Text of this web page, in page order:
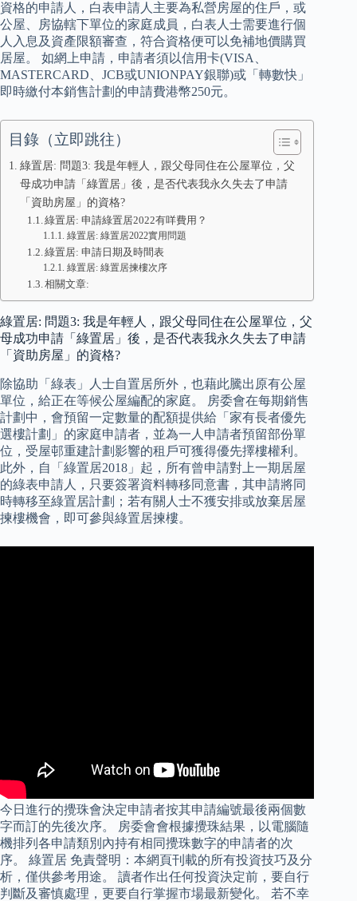
資格的申請人，白表申請人主要為私營房屋的住戶，或
公屋、房協轄下單位的家庭成員，白表人士需要進行個
人入息及資產限額審查，符合資格便可以免補地價購買
居屋。 如網上申請，申請者須以信用卡(VISA、
MASTERCARD、JCB或UNIONPAY銀聯)或「轉數快」
即時繳付本銷售計劃的申請費港幣250元。
目錄（立即跳往）
綠置居: 問題3: 我是年輕人，跟父母同住在公屋單位，父
母成功申請「綠置居」後，是否代表我永久失去了申請
「資助房屋」的資格?
綠置居: 申請綠置居2022有咩費用？
綠置居: 綠置居2022實用問題
綠置居: 申請日期及時間表
綠置居: 綠置居揀樓次序
相關文章:
綠置居: 問題3: 我是年輕人，跟父母同住在公屋單位，父
母成功申請「綠置居」後，是否代表我永久失去了申請
「資助房屋」的資格?
除協助「綠表」人士自置居所外，也藉此騰出原有公屋
單位，給正在等候公屋編配的家庭。 房委會在每期銷售
計劃中，會預留一定數量的配額提供給「家有長者優先
選樓計劃」的家庭申請者，並為一人申請者預留部份單
位，受屋邨重建計劃影響的租戶可獲得優先擇樓權利。
此外，自「綠置居2018」起，所有曾申請對上一期居屋
的綠表申請人，只要簽署資料轉移同意書，其申請將同
時轉移至綠置居計劃；若有關人士不獲安排或放棄居屋
揀樓機會，即可參與綠置居揀樓。
今日進行的攪珠會決定申請者按其申請編號最後兩個數
字而訂的先後次序。 房委會會根據攪珠結果，以電腦隨
機排列各申請類別內持有相同攪珠數字的申請者的次
序。 綠置居 免責聲明：本網頁刊載的所有投資技巧及分
析，僅供參考用途。 讀者作出任何投資決定前，要自行
判斷及審慎處理，更要自行掌握市場最新變化。 若不幸